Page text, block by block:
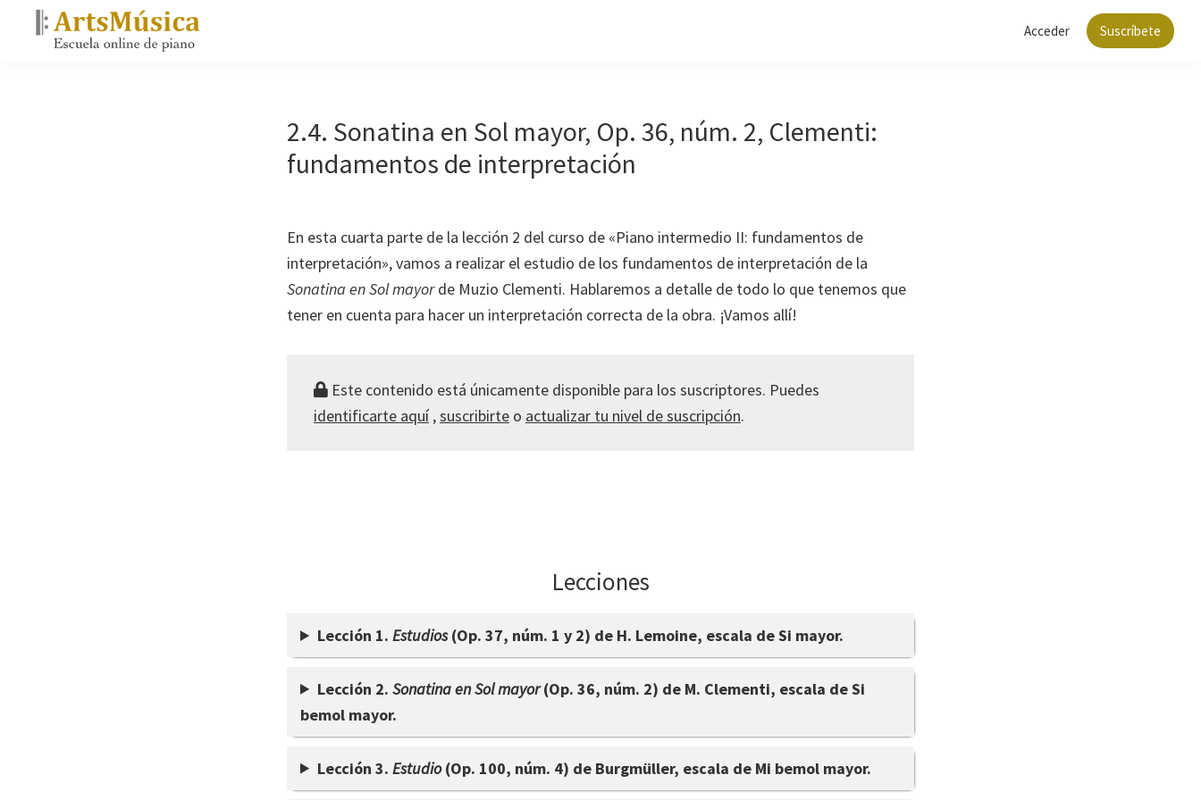
Saltar
Saltar
Acceder Suscríbete
2.4. Sonatina en Sol mayor, Op. 36, núm. 2, Clementi:
fundamentos de interpretación
En esta cuarta parte de la lección 2 del curso de «Piano intermedio II: fundamentos de
interpretación», vamos a realizar el estudio de los fundamentos de interpretación de la
Sonatina en Sol mayorde Muzio Clementi. Hablaremos a detalle de todo lo que tenemos que
tener en cuenta para hacer un interpretación correcta de la obra. ¡Vamos allí!
Este contenido está únicamente disponible para los suscriptores. Puedes
identificarte aquí,suscribirte o actualizar tu nivel de suscripción.
Lecciones
Lección 1.Estudios(Op. 37, núm. 1 y 2) de H. Lemoine, escala de Si mayor.
Lección 2.Sonatina en Sol mayor(Op. 36, núm. 2) de M. Clementi, escala de Si
bemol mayor.
Lección 3.Estudio(Op. 100, núm. 4) de Burgmüller, escala de Mi bemol mayor.